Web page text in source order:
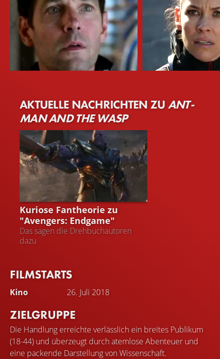
Scott Lang / Ant-Man Hope van Dyne /
AKTUELLE NACHRICHTEN ZUANT-
MAN AND THE WASP
NEWS
Kuriose Fantheorie zu
"Avengers: Endgame"
Das sagen die Drehbuchautoren
dazu
FILMSTARTS
Kino 26. Juli 2018
ZIELGRUPPE
Die Handlung erreichte verlässlich ein breites Publikum
(18-44) und überzeugt durch atemlose Abenteuer und
eine packende Darstellung von Wissenschaft.